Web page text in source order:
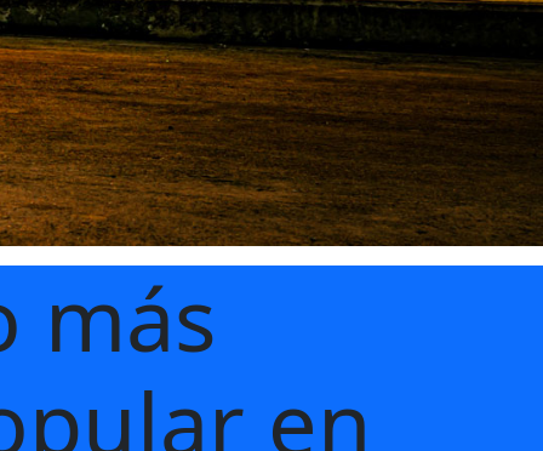
más
en